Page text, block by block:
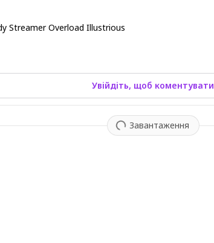
Увійдіть, щоб коментувати
Завантаження
Streamer Overload Illustrious